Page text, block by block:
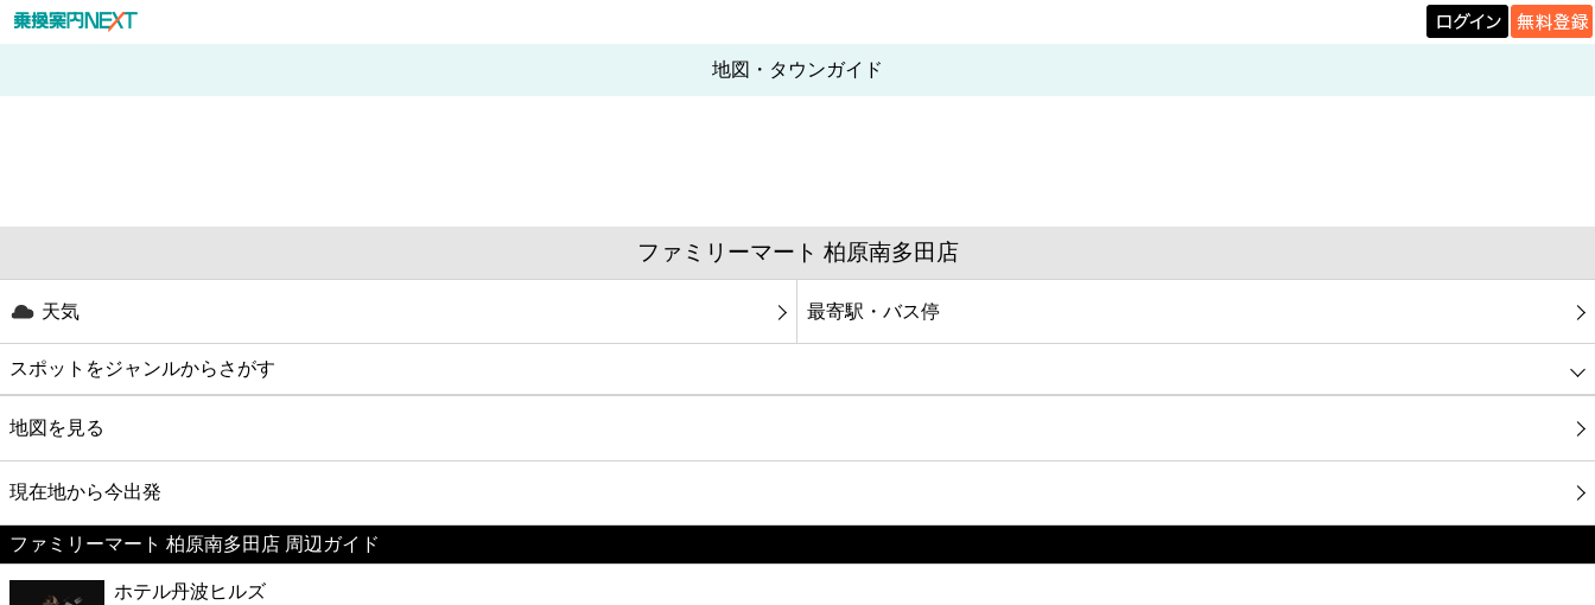
地図・タウンガイド
ファミリーマート 柏原南多田店
天気 最寄駅・バス停
スポットをジャンルからさがす
グルメ
映画
美容
地図を見る
現在地から今出発
ファミリーマート 柏原南多田店 周辺ガイド
ホテル丹波ヒルズ